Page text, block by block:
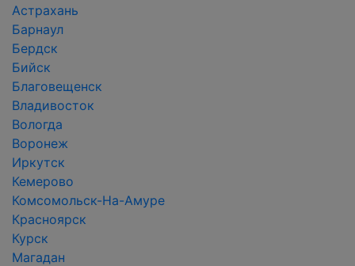
Астрахань
Барнаул
Бердск
Бийск
Благовещенск
Владивосток
Вологда
Воронеж
Иркутск
Кемерово
Комсомольск-На-Амуре
Красноярск
Курск
Магадан